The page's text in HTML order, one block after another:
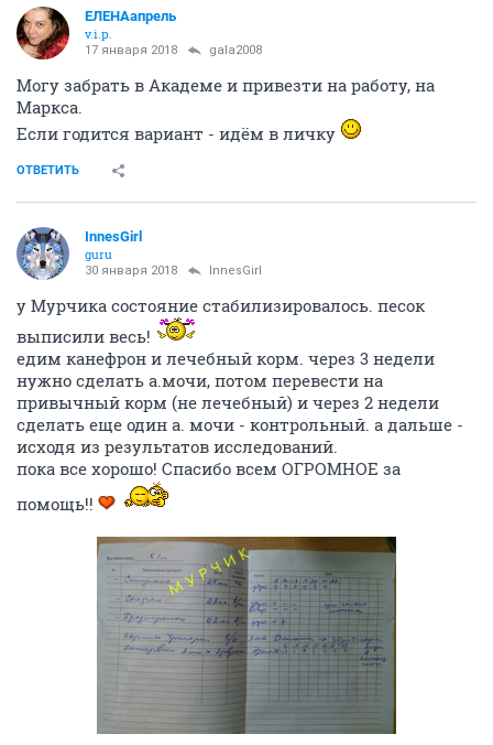
ЕЛЕНАапрель
v.i.p.
17 января 2018 gala2008
Могу забрать в Академе и привезти на работу, на
Маркса.
Если годится вариант - идём в личку
ОТВЕТИТЬ
InnesGirl
guru
30 января 2018 InnesGirl
у Мурчика состояние стабилизировалось. песок
выписили весь!
едим канефрон и лечебный корм. через 3 недели
нужно сделать а.мочи, потом перевести на
привычный корм (не лечебный) и через 2 недели
сделать еще один а. мочи - контрольный. а дальше -
исходя из результатов исследований.
пока все хорошо! Спасибо всем ОГРОМНОЕ за
помощь!!